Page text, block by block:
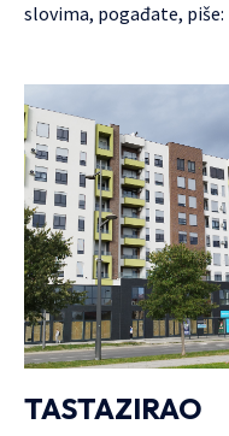
slovima, pogađate, piše:
TASTAZIRAO